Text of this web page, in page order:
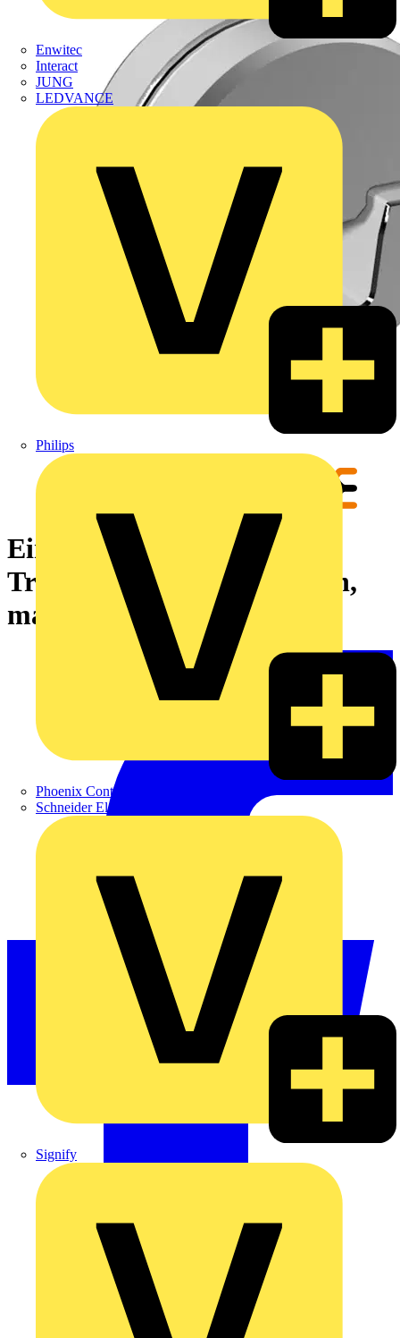
Enwitec
Interact
JUNG
LEDVANCE
Philips
Phoenix Contact
Schneider Electric
Signify
Einsatz (Crimpwerkzeug),
Trapezcrimp, Crimpbereich,
max.: 150 mm²